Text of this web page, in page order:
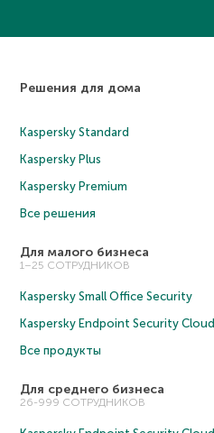
Решения для дома
Kaspersky Standard
Kaspersky Plus
Kaspersky Premium
Все решения
Для малого бизнеса
1–25 СОТРУДНИКОВ
Kaspersky Small Office Security
Kaspersky Endpoint Security Cloud
Все продукты
Для среднего бизнеса
26-999 СОТРУДНИКОВ